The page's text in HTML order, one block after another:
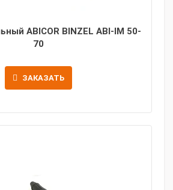
ABICOR BINZEL ABI-IM 50-
70
ЗАКАЗАТЬ